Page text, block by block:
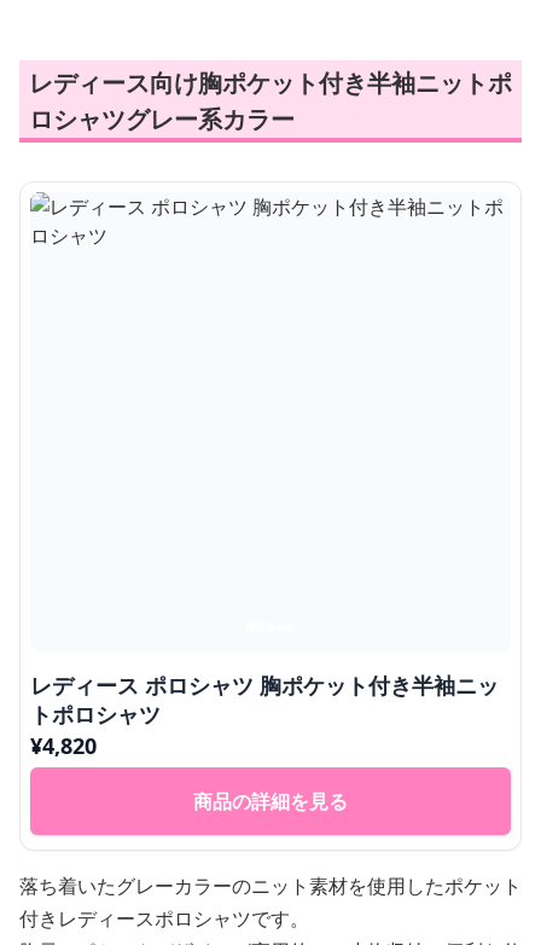
レディース向け胸ポケット付き半袖ニットポ
ロシャツグレー系カラー
レディース ポロシャツ 胸ポケット付き半袖ニッ
トポロシャツ
¥4,820
商品の詳細を見る
落ち着いたグレーカラーのニット素材を使用したポケット
付きレディースポロシャツです。